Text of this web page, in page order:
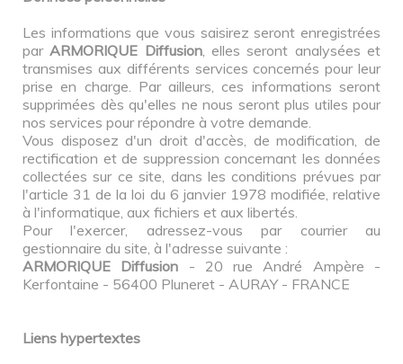
Les informations que vous saisirez seront enregistrées
parARMORIQUE Diffusion, elles seront analysées et
transmises aux différents services concernés pour leur
prise en charge. Par ailleurs, ces informations seront
supprimées dès qu'elles ne nous seront plus utiles pour
nos services pour répondre à votre demande.
Vous disposez d'un droit d'accès, de modification, de
rectification et de suppression concernant les données
collectées sur ce site, dans les conditions prévues par
l'article 31 de la loi du 6 janvier 1978 modifiée, relative
à l'informatique, aux fichiers et aux libertés.
Pour l'exercer, adressez-vous par courrier au
gestionnaire du site, à l'adresse suivante :
ARMORIQUE Diffusion - 20 rue André Ampère -
Kerfontaine - 56400 Pluneret - AURAY - FRANCE
Liens hypertextes